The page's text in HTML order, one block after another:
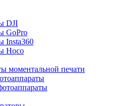
DJI
GoPro
Insta360
Hoco
моментальной печати